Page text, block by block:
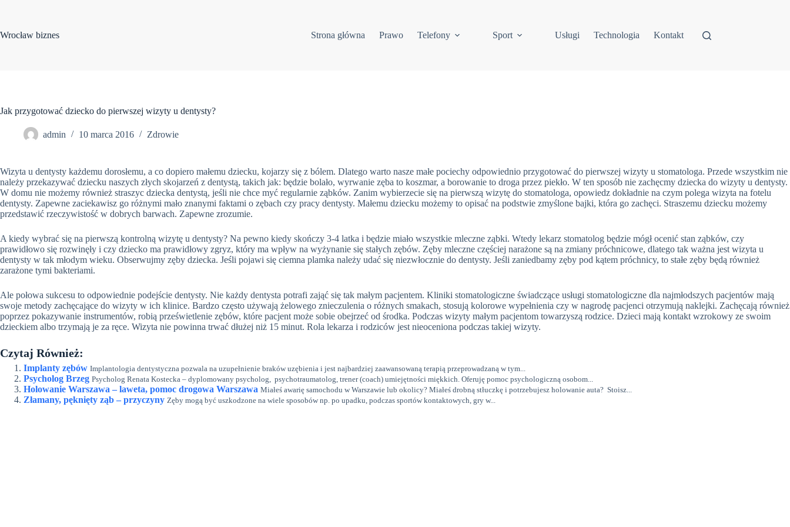
Wrocław biznes
Strona główna Prawo Telefony Sport Usługi Technologia Kontakt
Jak przygotować dziecko do pierwszej wizyty u dentysty?
admin 10 marca 2016 Zdrowie
Wizyta u dentysty każdemu dorosłemu, a co dopiero małemu dziecku, kojarzy się z bólem. Dlatego warto nasze małe pociechy odpowiednio przygotować do pierwszej wizyty u stomatologa. Przede wszystkim nie
należy przekazywać dziecku naszych złych skojarzeń z dentystą, takich jak: będzie bolało, wyrwanie zęba to koszmar, a borowanie to droga przez piekło. W ten sposób nie zachęcmy dziecka do wizyty u dentysty.
W domu nie możemy również straszyc dziecka dentystą, jeśli nie chce myć regularnie ząbków. Zanim wybierzecie się na pierwszą wizytę do stomatologa, opowiedz dokładnie na czym polega wizyta na fotelu
dentysty. Zapewne zaciekawisz go różnymi mało znanymi faktami o zębach czy pracy dentysty. Małemu dziecku możemy to opisać na podstwie zmyślone bajki, która go zachęci. Straszemu dziecku możemy
przedstawić rzeczywistość w dobrych barwach. Zapewne zrozumie.
A kiedy wybrać się na pierwszą kontrolną wizytę u dentysty? Na pewno kiedy skończy 3-4 latka i będzie miało wszystkie mleczne ząbki. Wtedy lekarz stomatolog będzie mógł ocenić stan ząbków, czy
prawidłowo się rozwinęły i czy dziecko ma prawidłowy zgryz, który ma wpływ na wyżynanie się stałych zębów. Zęby mleczne częściej narażone są na zmiany próchnicowe, dlatego tak ważna jest wizyta u
dentysty w tak młodym wieku. Obserwujmy zęby dziecka. Jeśli pojawi się ciemna plamka należy udać się niezwłocznie do dentysty. Jeśli zaniedbamy zęby pod kątem próchnicy, to stałe zęby będą również
zarażone tymi bakteriami.
Ale połowa sukcesu to odpowiednie podejście dentysty. Nie każdy dentysta potrafi zająć się tak małym pacjentem. Kliniki stomatologiczne świadczące usługi stomatologiczne dla najmłodszych pacjentów mają
swoje metody zachęcające do wizyty w ich klinice. Bardzo często używają żelowego znieczulenia o różnych smakach, stosują kolorowe wypełnienia czy w nagrodę pacjenci otrzymują naklejki. Zachęcają również
poprzez pokazywanie instrumentów, robią prześwietlenie zębów, które pacjent może sobie obejrzeć od środka. Podczas wizyty małym pacjentom towarzyszą rodzice. Dzieci mają kontakt wzrokowy ze swoim
dzieckiem albo trzymają je za ręce. Wizyta nie powinna trwać dłużej niż 15 minut. Rola lekarza i rodziców jest nieoceniona podczas takiej wizyty.
Czytaj Również:
Implanty zębów Implantologia dentystyczna pozwala na uzupełnienie braków uzębienia i jest najbardziej zaawansowaną terapią przeprowadzaną w tym...
Psycholog Brzeg Psycholog Renata Kostecka – dyplomowany psycholog, psychotraumatolog, trener (coach) umiejętności miękkich. Oferuję pomoc psychologiczną osobom...
Holowanie Warszawa – laweta, pomoc drogowa Warszawa Miałeś awarię samochodu w Warszawie lub okolicy? Miałeś drobną stłuczkę i potrzebujesz holowanie auta? Stoisz...
Złamany, pęknięty ząb – przyczyny Zęby mogą być uszkodzone na wiele sposobów np. po upadku, podczas sportów kontaktowych, gry w...